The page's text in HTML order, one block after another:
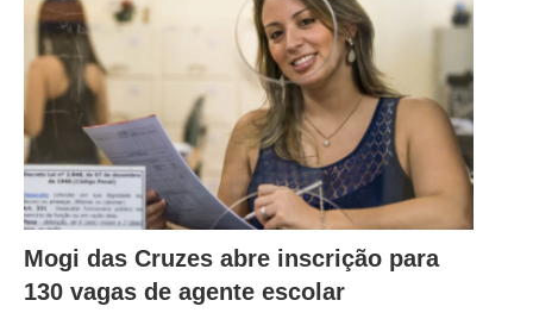
Mogi das Cruzes abre inscrição para
130 vagas de agente escolar